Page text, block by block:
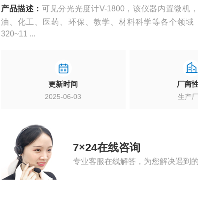
产品描述： 可见分光光度计V-1800，该仪器内置微机
油、化工、医药、环保、教学、材料科学等各个领
320~11 ...
更新时间
2025-06-03
厂商
生产
7×24在线咨询
专业客服在线解答，为您解决遇到的